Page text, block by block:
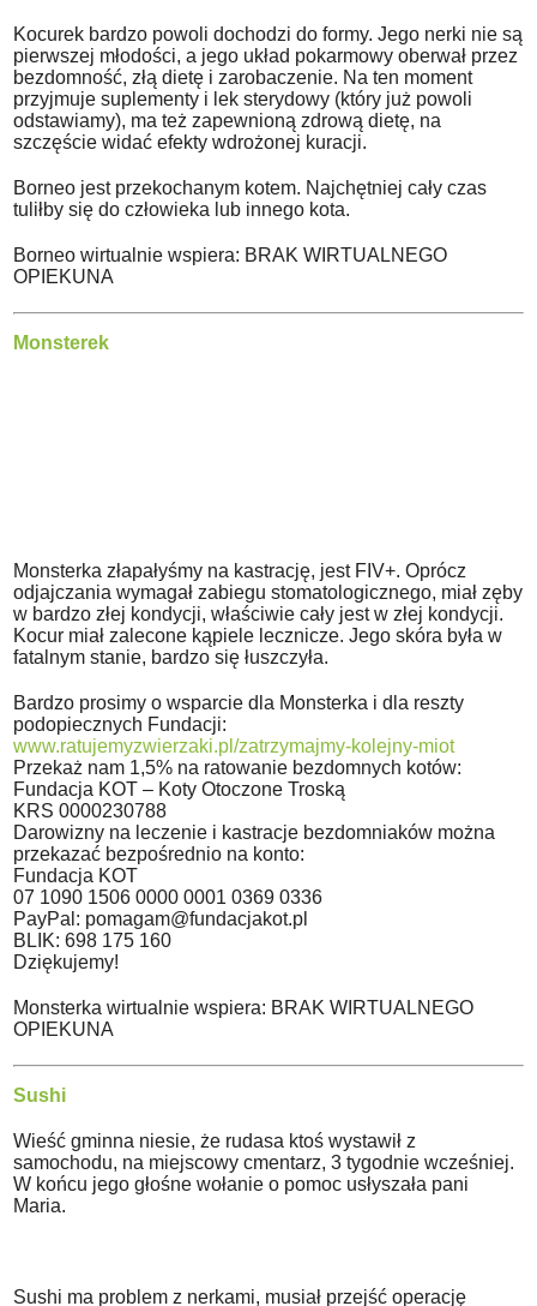
Kocurek bardzo powoli dochodzi do formy. Jego nerki nie są
pierwszej młodości, a jego układ pokarmowy oberwał przez
bezdomność, złą dietę i zarobaczenie. Na ten moment
przyjmuje suplementy i lek sterydowy (który już powoli
odstawiamy), ma też zapewnioną zdrową dietę, na
szczęście widać efekty wdrożonej kuracji.
Borneo jest przekochanym kotem. Najchętniej cały czas
tuliłby się do człowieka lub innego kota.
Borneo wirtualnie wspiera: BRAK WIRTUALNEGO
OPIEKUNA
Monsterek
Monsterka złapałyśmy na kastrację, jest FIV+. Oprócz
odjajczania wymagał zabiegu stomatologicznego, miał zęby
w bardzo złej kondycji, właściwie cały jest w złej kondycji.
Kocur miał zalecone kąpiele lecznicze. Jego skóra była w
fatalnym stanie, bardzo się łuszczyła.
Bardzo prosimy o wsparcie dla Monsterka i dla reszty
podopiecznych Fundacji:
www.ratujemyzwierzaki.pl/zatrzymajmy-kolejny-miot
Przekaż nam 1,5% na ratowanie bezdomnych kotów:
Fundacja KOT – Koty Otoczone Troską
KRS 0000230788
Darowizny na leczenie i kastracje bezdomniaków można
przekazać bezpośrednio na konto:
Fundacja KOT
07 1090 1506 0000 0001 0369 0336
PayPal: pomagam@fundacjakot.pl
BLIK: 698 175 160
Dziękujemy!
Monsterka wirtualnie wspiera: BRAK WIRTUALNEGO
OPIEKUNA
Sushi
Wieść gminna niesie, że rudasa ktoś wystawił z
samochodu, na miejscowy cmentarz, 3 tygodnie wcześniej.
W końcu jego głośne wołanie o pomoc usłyszała pani
Maria.
Sushi ma problem z nerkami, musiał przejść operację